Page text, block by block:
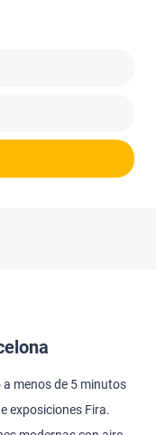
menos de 5 minutos
exposiciones Fira.